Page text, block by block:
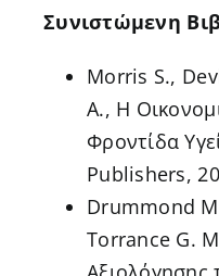
Συνιστώμενη
Morris S.,
A., Η
Φροντίδα
Publishers,
Drummond
Torrance G.